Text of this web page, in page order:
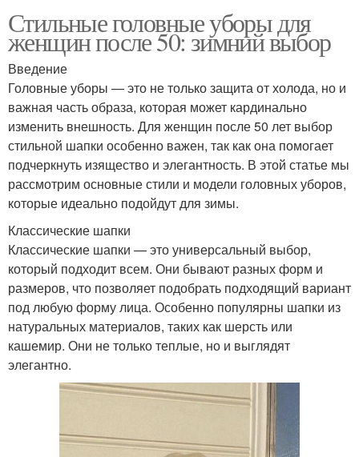
Стильные головные уборы для
женщин после 50: зимний выбор
Введение
Головные уборы — это не только защита от холода, но и
важная часть образа, которая может кардинально
изменить внешность. Для женщин после 50 лет выбор
стильной шапки особенно важен, так как она помогает
подчеркнуть изящество и элегантность. В этой статье мы
рассмотрим основные стили и модели головных уборов,
которые идеально подойдут для зимы.
Классические шапки
Классические шапки — это универсальный выбор,
который подходит всем. Они бывают разных форм и
размеров, что позволяет подобрать подходящий вариант
под любую форму лица. Особенно популярны шапки из
натуральных материалов, таких как шерсть или
кашемир. Они не только теплые, но и выглядят
элегантно.